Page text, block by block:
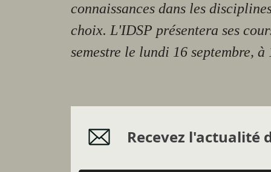
connaissances dans les
choix. L'IDSP présentera ses
semestre le lundi 16 septembre, à
Recevez l'actualité